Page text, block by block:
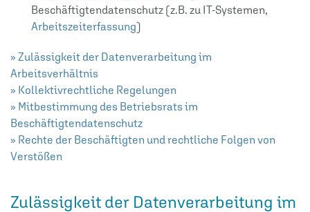
Beschäftigtendatenschutz (z.B. zu IT-Systemen,
Arbeitszeiterfassung)
» Zulässigkeit der Datenverarbeitung im
Arbeitsverhältnis
» Kollektivrechtliche Regelungen
» Mitbestimmung des Betriebsrats im
Beschäftigtendatenschutz
» Rechte der Beschäftigten und rechtliche Folgen von
Verstößen
Zulässigkeit der Datenverarbeitung im